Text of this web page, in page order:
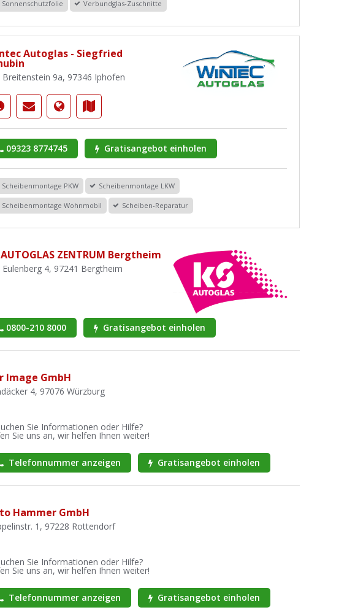
Sonnenschutzfolie Verbundglas-Zuschnitte
Autoglas - Siegfried
Breitenstein 9a, 97346 Iphofen
09323 8774745 Gratisangebot einholen
Scheibenmontage PKW Scheibenmontage LKW
Scheibenmontage Wohnmobil Scheiben-Reparatur
AUTOGLAS ZENTRUM Bergtheim
Eulenberg 4, 97241 Bergtheim
0800-210 8000 Gratisangebot einholen
Image GmbH
4, 97076 Würzburg
Sie Informationen oder Hilfe?
Sie uns an, wir helfen Ihnen weiter!
Telefonnummer anzeigen Gratisangebot einholen
Hammer GmbH
1, 97228 Rottendorf
Sie Informationen oder Hilfe?
Sie uns an, wir helfen Ihnen weiter!
Telefonnummer anzeigen Gratisangebot einholen